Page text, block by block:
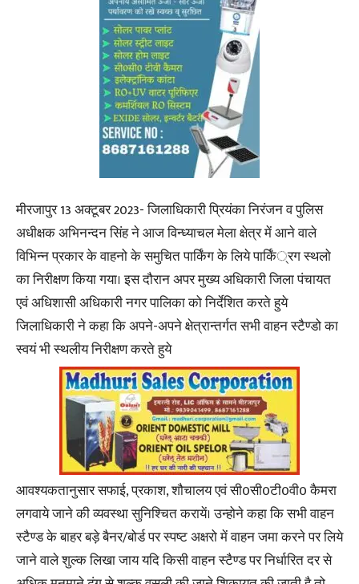
मीरजापुर 13 अक्टूबर 2023- जिलाधिकारी प्रियंका निरंजन व पुलिस
अधीक्षक अभिनन्दन सिंह ने आज विन्ध्याचल मेला क्षेत्र में आने वाले
विभिन्न प्रकार के वाहनो के समुचित पार्किंग के लिये पार्किं्रग स्थलो
का निरीक्षण किया गया। इस दौरान अपर मुख्य अधिकारी जिला पंचायत
एवं अधिशासी अधिकारी नगर पालिका को निर्देशित करते हुये
जिलाधिकारी ने कहा कि अपने-अपने क्षेत्रान्तर्गत सभी वाहन स्टैण्डो का
स्वयं भी स्थलीय निरीक्षण करते हुये
आवश्यकतानुसार सफाई, प्रकाश, शौचालय एवं सी0सी0टी0वी0 कैमरा
लगवाये जाने की व्यवस्था सुनिश्चित करायें। उन्होने कहा कि सभी वाहन
स्टैण्ड के बाहर बड़े बैनर/बोर्ड पर स्पष्ट अक्षरो में वाहन जमा करने पर लिये
जाने वाले शुल्क लिखा जाय यदि किसी वाहन स्टैण्ड पर निर्धारित दर से